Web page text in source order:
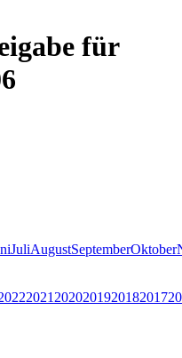
für
JuliAugustSeptemberOktober
2021 2020201920182017